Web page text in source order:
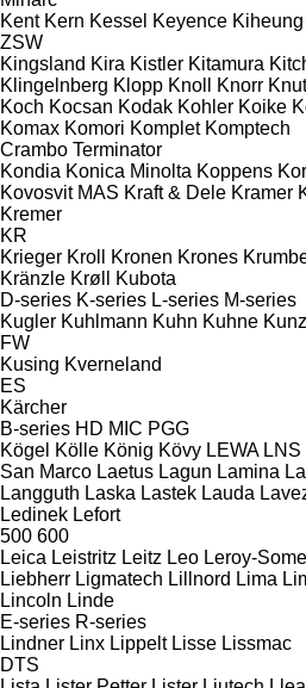
Kent Kern Kessel Keyence Kiheung
ZSW
Kingsland Kira Kistler Kitamura
Klingelnberg Klopp Knoll Knorr
Koch Kocsan Kodak Kohler Koike
Komax Komori Komplet Komptech
Crambo Terminator
Kondia Konica Minolta Koppens
Kovosvit MAS Kraft & Dele Kramer
Kremer
KR
Krieger Kroll Kronen Krones
Kränzle Krøll
Kubota
D-series K-series L-series M-series
Kugler Kuhlmann Kuhn Kuhne
FW
Kusing Kverneland
ES
Kärcher
B-series HD MIC PGG
Kögel Kölle König Kövy LEWA LNS
San Marco Laetus Lagun Lamina
Langguth Laska Lastek Lauda
Ledinek Lefort
500 600
Leica Leistritz Leitz Leo Leroy-
Liebherr Ligmatech Lillnord Lima
Lincoln Linde
E-series R-series
Lindner Linx Lippelt Lisse Lissmac
DTS